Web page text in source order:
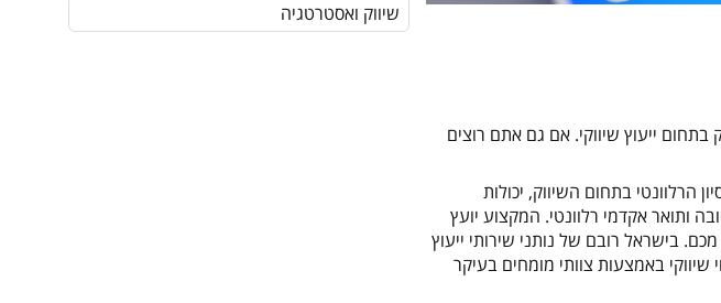
בתחום ייעוץ שיווקי. אם גם אתם רוצים
הרלוונטי בתחום השיווק, יכולות
ותואר אקדמי רלוונטי. המקצוע יועץ
בישראל רובם של נותני שירותי ייעוץ
שיווקי באמצעות צוותי מומחים בעיקר
שיווק ואסטרטגיה